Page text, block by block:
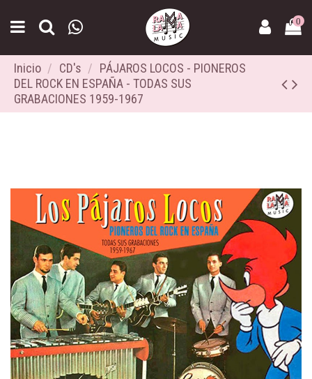
0
Inicio CD's
PÁJAROS LOCOS - PIONEROS
DEL ROCK EN ESPAÑA - TODAS SUS
GRABACIONES 1959-1967